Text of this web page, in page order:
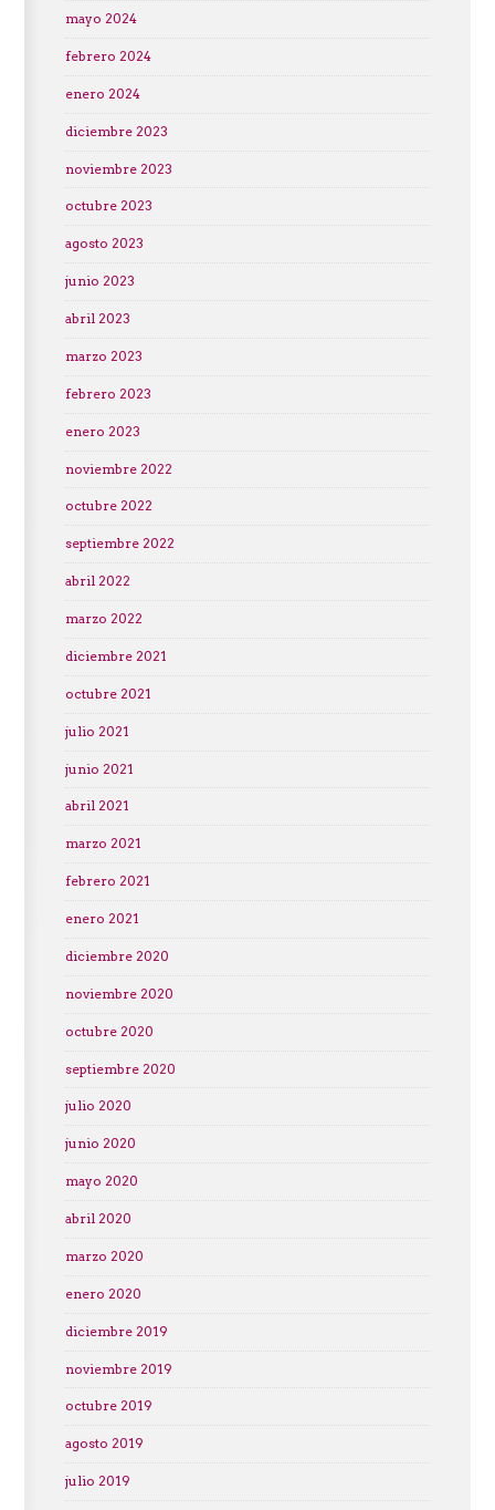
mayo 2024
febrero 2024
enero 2024
diciembre 2023
noviembre 2023
octubre 2023
agosto 2023
junio 2023
abril 2023
marzo 2023
febrero 2023
enero 2023
noviembre 2022
octubre 2022
septiembre 2022
abril 2022
marzo 2022
diciembre 2021
octubre 2021
julio 2021
junio 2021
abril 2021
marzo 2021
febrero 2021
enero 2021
diciembre 2020
noviembre 2020
octubre 2020
septiembre 2020
julio 2020
junio 2020
mayo 2020
abril 2020
marzo 2020
enero 2020
diciembre 2019
noviembre 2019
octubre 2019
agosto 2019
julio 2019